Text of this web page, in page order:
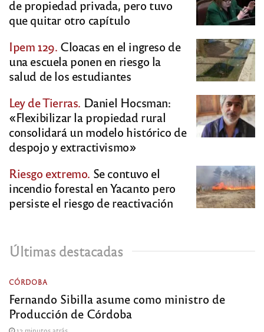
de propiedad privada, pero tuvo
que quitar otro capítulo
Ipem 129. Cloacas en el ingreso de
una escuela ponen en riesgo la
salud de los estudiantes
Ley de Tierras. Daniel Hocsman:
«Flexibilizar la propiedad rural
consolidará un modelo histórico de
despojo y extractivismo»
Riesgo extremo. Se contuvo el
incendio forestal en Yacanto pero
persiste el riesgo de reactivación
Últimas destacadas
CÓRDOBA
Fernando Sibilla asume como ministro de
Producción de Córdoba